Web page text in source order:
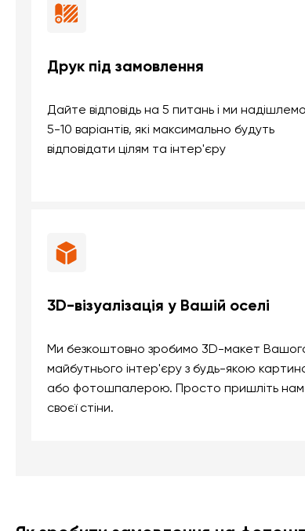
Друк під замовлення
Дайте відповідь на 5 питань і ми
5-10 варіантів, які максимально будуть
відповідати цілям та інтер'єру
3D-візуалізація у Вашій оселі
Ми безкоштовно зробимо 3D-макет
майбутнього інтер'єру з будь-якою
або фотошпалерою. Просто пришліть
своєї стіни.